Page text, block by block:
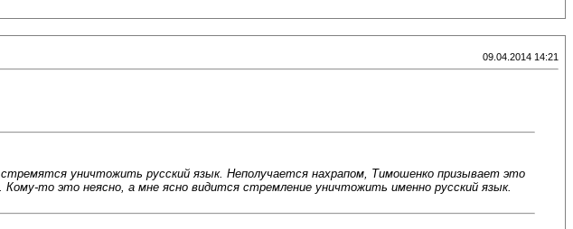
09.04.2014 14:21
уничтожить русский язык. Неполучается нахрапом, Тимошенко призывает это
то это неясно, а мне ясно видится стремление уничтожить именно русский язык.